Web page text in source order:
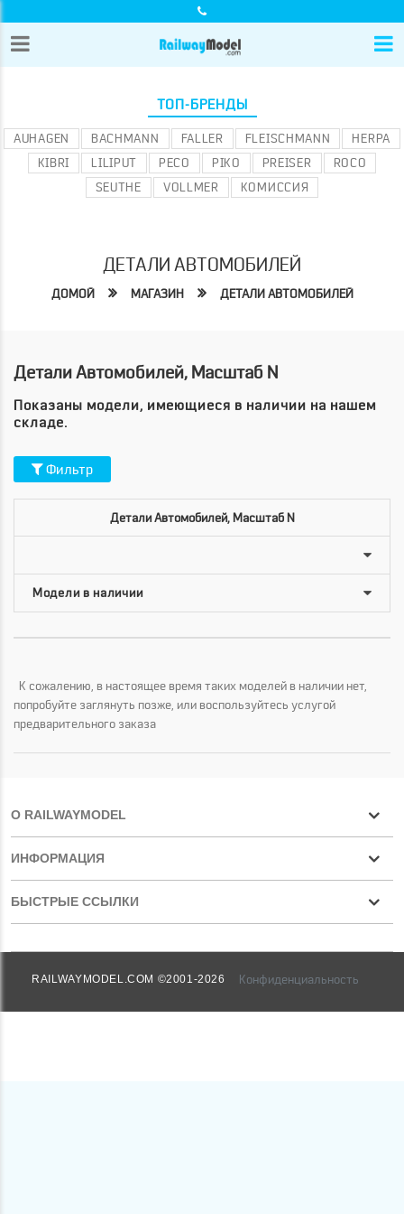
ТОП-БРЕНДЫ
AUHAGEN BACHMANN FALLER FLEISCHMANN
HERPA
KIBRI
LILIPUT PECO PIKO PREISER
ROCO
SEUTHE
VOLLMER КОМИССИЯ
ДЕТАЛИ АВТОМОБИЛЕЙ
ДОМОЙ МАГАЗИН ДЕТАЛИ АВТОМОБИЛЕЙ
Детали Автомобилей, Масштаб N
Показаны модели, имеющиеся в наличии на нашем
складе.
Фильтр
Детали Автомобилей, Масштаб N
К сожалению, в настоящее время таких моделей в наличии нет,
попробуйте заглянуть позже, или воспользуйтесь услугой
предварительного заказа
О RAILWAYMODEL
ИНФОРМАЦИЯ
БЫСТРЫЕ ССЫЛКИ
RAILWAYMODEL.COM ©2001-2026 Конфиденциальность